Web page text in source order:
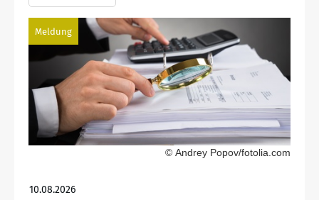
Meldung
© Andrey Popov/fotolia.com
10.08.2026